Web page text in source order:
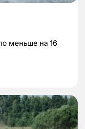
меньше на 16